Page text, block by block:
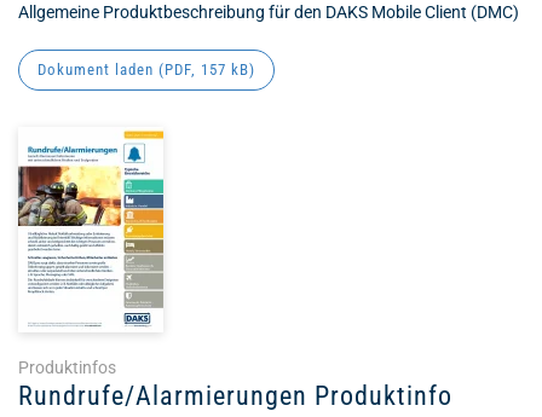
Allgemeine Produktbeschreibung für den DAKS Mobile Client (DMC)
Dokument laden (PDF, 157 kB)
Produktinfos
Rundrufe/Alarmierungen Produktinfo